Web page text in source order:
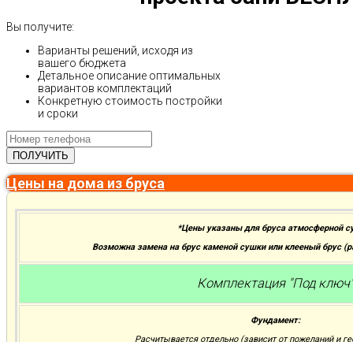
Вы получите:
Варианты решений, исходя из
вашего бюджета
Детальное описание оптимальных
вариантов комплектаций
Конкретную стоимость постройки
и сроки
Цены на дома из бруса
*Цены указаны для бруса атмосферной
Возможна замена на брус каменой сушки или клееный брус
Комплектация "Под ключ"
Фундамент:
Расчитывается отдельно (зависит от пожеланий и